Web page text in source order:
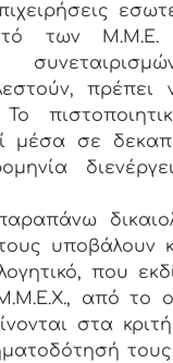
των
πρέπει
μέσα σε
υποβάλουν
που
από το
στα